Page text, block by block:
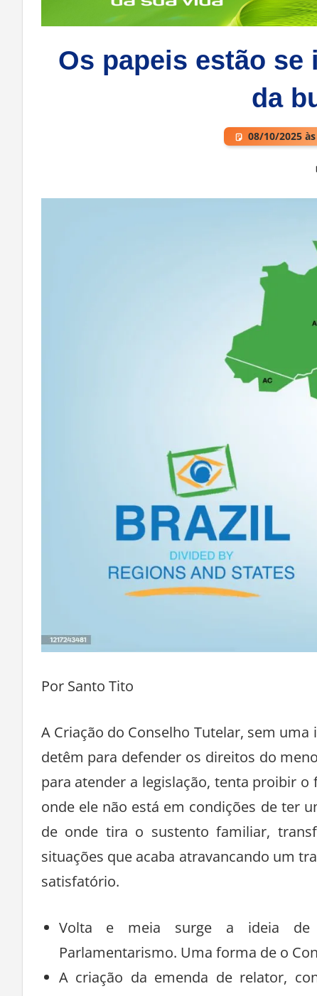
Os papeis estão
da
08/10/2025
Por Santo Tito
A Criação do Conselho Tutelar, sem
detêm para defender os direitos do
para atender a legislação, tenta proibir
onde ele não está em condições de ter
de onde tira o sustento familiar,
situações que acaba atravancando um
satisfatório.
Volta e meia surge a ideia de
Parlamentarismo. Uma forma de o
A criação da emenda de relator,